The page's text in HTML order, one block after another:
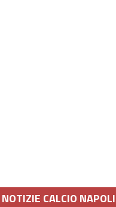
NOTIZIE CALCIO NAPOLI